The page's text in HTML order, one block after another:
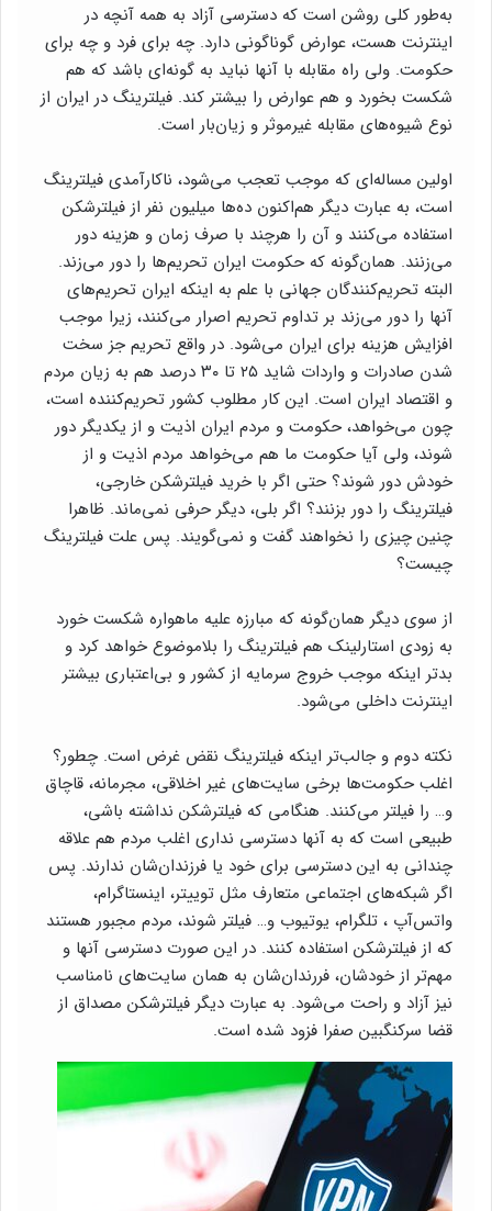
به‌طور کلی روشن است که دسترسی آزاد به همه آنچه در
اینترنت هست، عوارض گوناگونی دارد. چه برای فرد و چه برای
حکومت. ولی راه مقابله با آنها نباید به گونه‌ای باشد که هم
شکست بخورد و هم عوارض را بیشتر کند. فیلترینگ در ایران از
نوع شیوه‌های مقابله غیرموثر و زیان‌بار است.
اولین مساله‌ای که موجب تعجب می‌شود، ناکارآمدی فیلترینگ
است، به عبارت دیگر هم‌اکنون ده‌ها میلیون نفر از فیلترشکن
استفاده می‌کنند و آن را هرچند با صرف زمان و هزینه دور
می‌زنند. همان‌گونه که حکومت ایران تحریم‌ها را دور می‌زند.
البته تحریم‌کنندگان جهانی با علم به اینکه ایران تحریم‌های
آنها را دور می‌زند بر تداوم تحریم اصرار می‌کنند، زیرا موجب
افزایش هزینه برای ایران می‌شود. در واقع تحریم جز سخت
شدن صادرات و واردات شاید ۲۵ تا ۳۰ درصد هم به زیان مردم
و اقتصاد ایران است. این کار مطلوب کشور تحریم‌کننده است،
چون می‌خواهد، حکومت و مردم ایران اذیت و از یکدیگر دور
شوند، ولی آیا حکومت ما هم می‌خواهد مردم اذیت و از
خودش دور شوند؟ حتی اگر با خرید فیلترشکن خارجی،
فیلترینگ را دور بزنند؟ اگر بلی، دیگر حرفی نمی‌ماند. ظاهرا
چنین چیزی را نخواهند گفت و نمی‌گویند. پس علت فیلترینگ
چیست؟
از سوی دیگر همان‌گونه که مبارزه علیه ماهواره شکست خورد
به زودی استارلینک هم فیلترینگ را بلاموضوع خواهد کرد و
بدتر اینکه موجب خروج سرمایه از کشور و بی‌اعتباری بیشتر
اینترنت داخلی می‌شود.
نکته دوم و جالب‌تر اینکه فیلترینگ نقض غرض است. چطور؟
اغلب حکومت‌ها برخی سایت‌های غیر اخلاقی، مجرمانه، قاچاق
و… را فیلتر می‌کنند. هنگامی که فیلترشکن نداشته باشی،
طبیعی است که به آنها دسترسی نداری اغلب مردم هم علاقه
چندانی به این دسترسی برای خود یا فرزندان‌شان ندارند. پس
اگر شبکه‌های اجتماعی متعارف مثل توییتر، اینستاگرام،
واتس‌آپ ، تلگرام، یوتیوب و… فیلتر شوند، مردم مجبور هستند
که از فیلترشکن استفاده کنند. در این صورت دسترسی آنها و
مهم‌تر از خودشان، فررندان‌شان به همان سایت‌های نامناسب
نیز آزاد و راحت می‌شود. به عبارت دیگر فیلترشکن مصداق از
قضا سرکنگبین صفرا فزود شده است.